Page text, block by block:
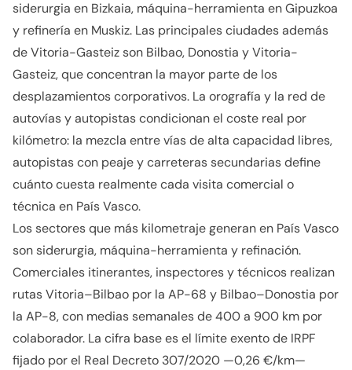
siderurgia en Bizkaia, máquina-herramienta en Gipuzkoa
y refinería en Muskiz. Las principales ciudades además
de Vitoria-Gasteiz son Bilbao, Donostia y Vitoria-
Gasteiz, que concentran la mayor parte de los
desplazamientos corporativos. La orografía y la red de
autovías y autopistas condicionan el coste real por
kilómetro: la mezcla entre vías de alta capacidad libres,
autopistas con peaje y carreteras secundarias define
cuánto cuesta realmente cada visita comercial o
técnica en País Vasco.
Los sectores que más kilometraje generan en País Vasco
son siderurgia, máquina-herramienta y refinación.
Comerciales itinerantes, inspectores y técnicos realizan
rutas Vitoria–Bilbao por la AP-68 y Bilbao–Donostia por
la AP-8, con medias semanales de 400 a 900 km por
colaborador. La cifra base es el límite exento de IRPF
fijado por el Real Decreto 307/2020 —0,26 €/km—